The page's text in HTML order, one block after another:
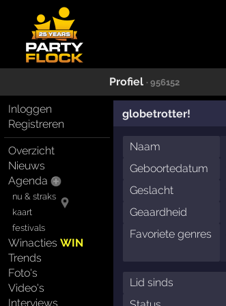
Profiel · 956152
Inloggen
Registreren
Overzicht
Nieuws
Agenda
nu & straks
kaart
festivals
WinactiesWIN
Trends
Foto's
Video's
Interviews
globetrotter!
Naam
Geboortedatum
Geslacht
Geaardheid
Favoriete genres
Lid sinds